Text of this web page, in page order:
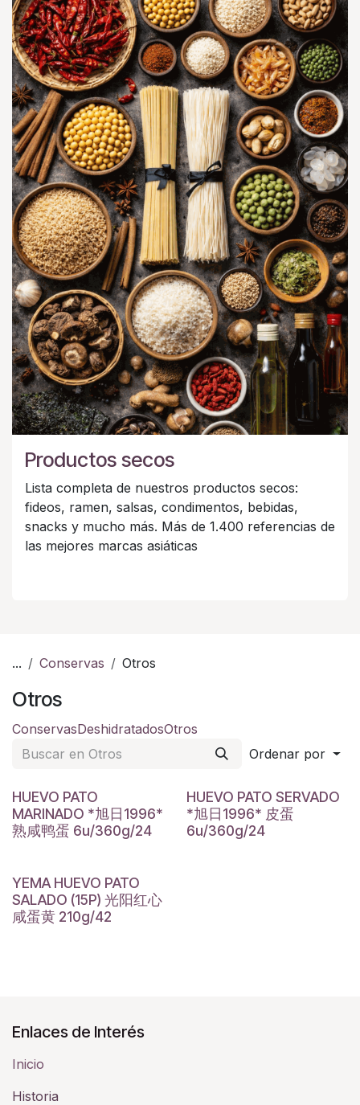
Productos secos
Lista completa de nuestros productos secos:
fideos, ramen, salsas, condimentos, bebidas,
snacks y mucho más. Más de 1.400 referencias de
las mejores marcas asiáticas
... Conservas Otros
Otros
ConservasDeshidratadosOtros
Ordenar por
HUEVO PATO
MARINADO *旭日1996*
熟咸鸭蛋 6u/360g/24
HUEVO PATO SERVADO
*旭日1996* 皮蛋
6u/360g/24
YEMA HUEVO PATO
SALADO (15P) 光阳红心
咸蛋黄 210g/42
Enlaces de Interés
Inicio
Historia​